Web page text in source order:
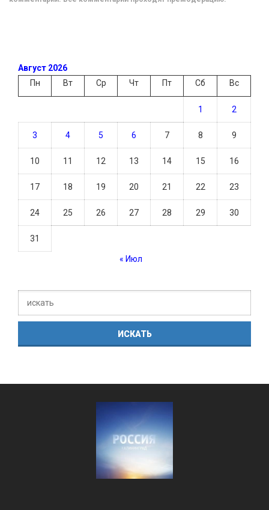
Август 2026
Пн
Вт Ср Чт Пт Сб Вс
1 2
3 4 5 6 7 8 9
10 11 12 13 14 15 16
17 18 19 20 21 22 23
24 25 26 27 28 29 30
31
« Июл